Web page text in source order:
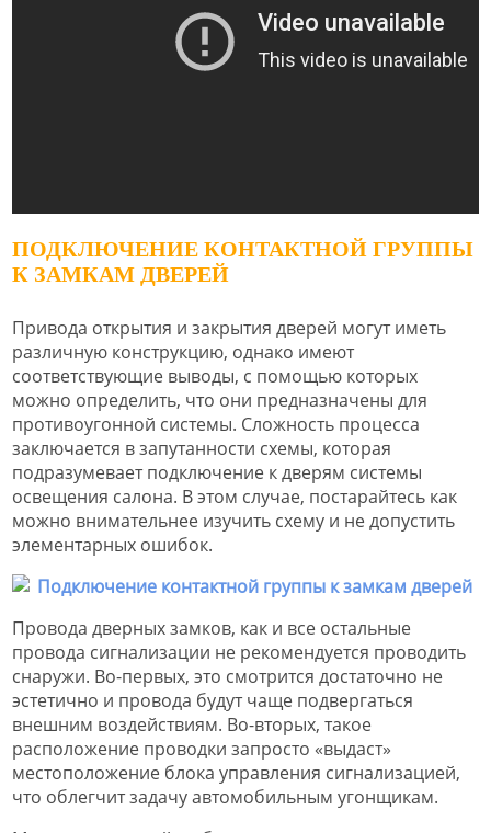
ПОДКЛЮЧЕНИЕ КОНТАКТНОЙ ГРУППЫ
К ЗАМКАМ ДВЕРЕЙ
Привода открытия и закрытия дверей могут иметь
различную конструкцию, однако имеют
соответствующие выводы, с помощью которых
можно определить, что они предназначены для
противоугонной системы. Сложность процесса
заключается в запутанности схемы, которая
подразумевает подключение к дверям системы
освещения салона. В этом случае, постарайтесь как
можно внимательнее изучить схему и не допустить
элементарных ошибок.
Провода дверных замков, как и все остальные
провода сигнализации не рекомендуется проводить
снаружи. Во-первых, это смотрится достаточно не
эстетично и провода будут чаще подвергаться
внешним воздействиям. Во-вторых, такое
расположение проводки запросто «выдаст»
местоположение блока управления сигнализацией,
что облегчит задачу автомобильным угонщикам.